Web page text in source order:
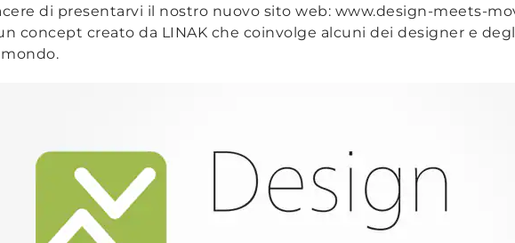
di presentarvi il nostro nuovo sito web: www.design-meets-
concept creato da LINAK che coinvolge alcuni dei designer e